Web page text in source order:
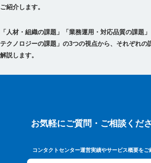
ご紹介します。
「人材・組織の課題」「業務運用・対応品質の課題
テクノロジーの課題」の3つの視点から、それぞれの
解説します。
お気軽にご質問・ご相談くだ
コンタクトセンター運営実績やサービス概要をご